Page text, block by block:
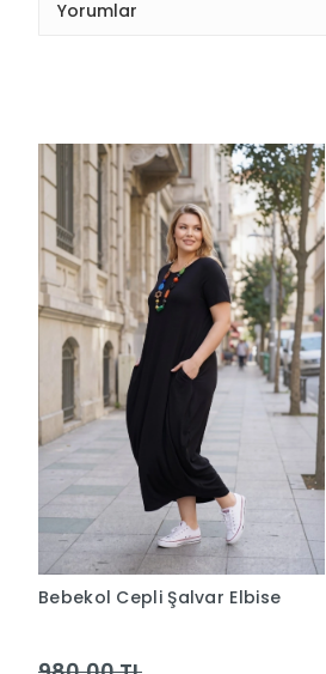
Bebekol Cepli Şalvar Elbise
980,00 TL
Sepetteki Fiyat
901,60 TL
Sepete Ekle
Hızlı Teslimat
Siparişleriniz en kısa